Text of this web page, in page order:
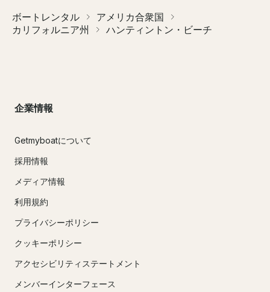
ボートレンタル
アメリカ合衆国
カリフォルニア州
ハンティントン・ビーチ
企業情報
Getmyboatについて
採用情報
メディア情報
利用規約
プライバシーポリシー
クッキーポリシー
アクセシビリティステートメント
メンバーインターフェース